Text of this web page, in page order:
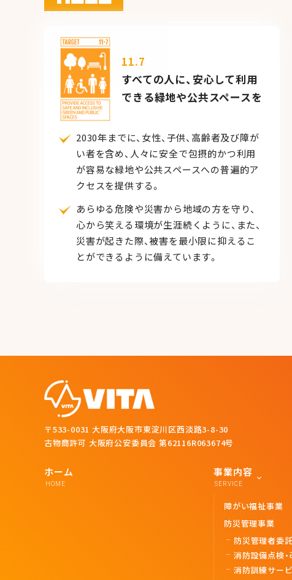
11.7
すべての人に、安心して利用
できる緑地や公共スペースを
2030年までに、女性、子供、高齢者及び障が
い者を含め、人々に安全で包摂的かつ利用
が容易な緑地や公共スペースへの普遍的ア
クセスを提供する。
あらゆる危険や災害から地域の方を守り、
心から笑える環境が生涯続くように、また、
災害が起きた際、被害を最小限に抑えるこ
とができるように備えています。
〒533-0031 大阪府大阪市東淀川区西淡路3-8-30
古物商許可 大阪府公安委員会 第62116R063674号
ホーム
HOME
事業内容
SERVICE
障がい福祉事業
防災管理事業
防災管理者委
消防設備点検・
消防訓練サー